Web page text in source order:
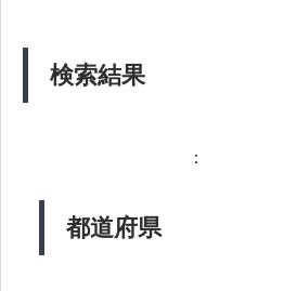
検索結果
都道府県
：